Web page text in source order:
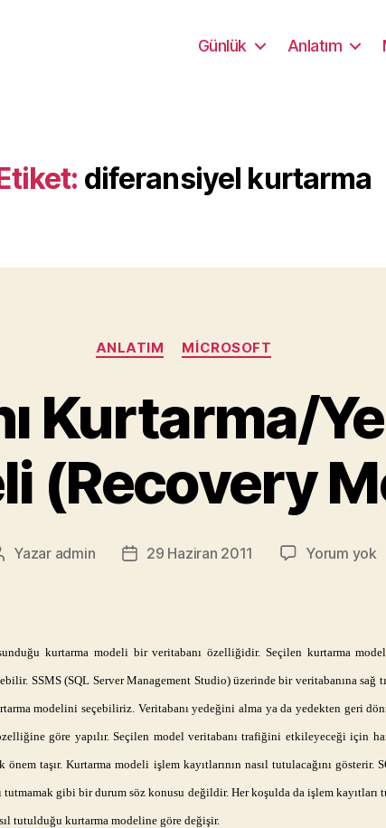
Günlük Anlatım
diferansiyel kurtarma
Kategoriler
ANLATIM MICROSOFT
Kurtarma/
(Recovery
Yazar admin
Yazı29 Haziran 2011 Yorum yok
sunduğu kurtarma modeli bir veritabanı özelliğidir. Seçilen kurtarma
SSMS (SQL Server Management Studio) üzerinde bir veritabanına sağ
modelini seçebiliriz. Veritabanı yedeğini alma ya da yedekten geri
göre yapılır. Seçilen model veritabanı trafiğini etkileyeceği için
önem taşır. Kurtarma modeli işlem kayıtlarının nasıl tutulacağını gösterir.
tutmamak gibi bir durum söz konusu değildir. Her koşulda da işlem kayıtları
tutulduğu kurtarma modeline göre değişir.